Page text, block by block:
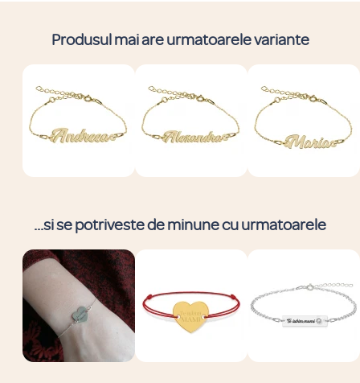
Produsul mai are urmatoarele variante
...si se potriveste de minune cu urmatoarele